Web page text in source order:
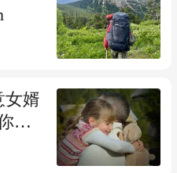
女婿
女